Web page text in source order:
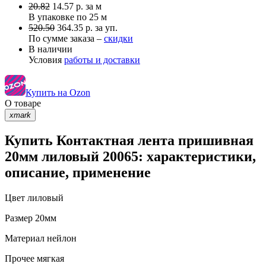
20.82 14.57 р. за м
В упаковке по 25 м
520.50 364.35 р. за уп.
По сумме заказа – скидки
В наличии
Условия работы и доставки
Купить на Ozon
О товаре
xmark
Купить Контактная лента пришивная
20мм лиловый 20065: характеристики,
описание, применение
Цвет лиловый
Размер 20мм
Материал нейлон
Прочее мягкая